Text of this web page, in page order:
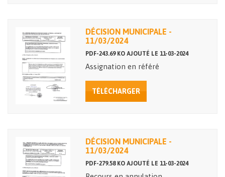
DÉCISION MUNICIPALE -
11/03/2024
PDF-243.69 KO AJOUTÉ LE 11-03-2024
Assignation en référé
TÉLÉCHARGER
DÉCISION MUNICIPALE -
11/03/2024
PDF-279.58 KO AJOUTÉ LE 11-03-2024